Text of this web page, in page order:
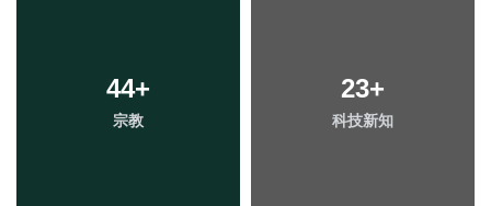
44+
宗教
23+
科技新知